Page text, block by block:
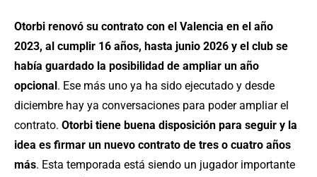
Otorbi renovó su contrato con el Valencia en el año
2023, al cumplir 16 años, hasta junio 2026 y el club se
había guardado la posibilidad de ampliar un año
opcional. Ese más uno ya ha sido ejecutado y desde
diciembre hay ya conversaciones para poder ampliar el
contrato. Otorbi tiene buena disposición para seguir y la
idea es firmar un nuevo contrato de tres o cuatro años
más. Esta temporada está siendo un jugador importante